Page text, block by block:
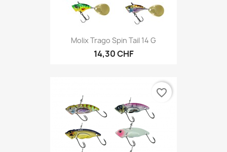
Molix Trago Spin Tail 14 G
14,30 CHF
favorite_border